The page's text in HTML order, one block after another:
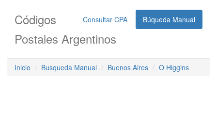
Consultar CPA Búqueda Manual
Códigos
Postales Argentinos
Inicio Busqueda Manual Buenos Aires O Higgins